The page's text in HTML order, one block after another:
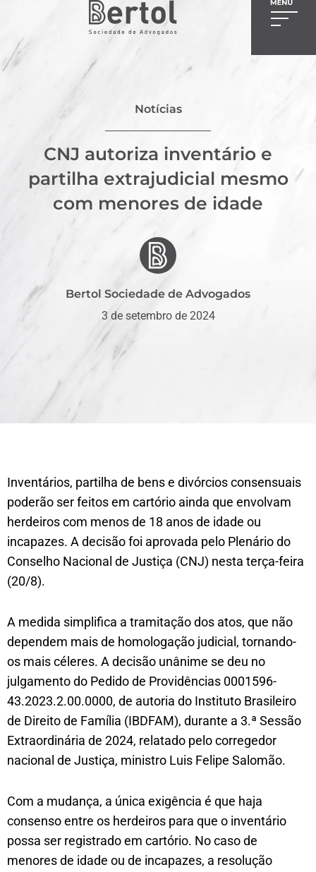
Notícias
CNJ autoriza inventário e
partilha extrajudicial mesmo
com menores de idade
Bertol Sociedade de Advogados
3 de setembro de 2024
Inventários, partilha de bens e divórcios consensuais
poderão ser feitos em cartório ainda que envolvam
herdeiros com menos de 18 anos de idade ou
incapazes. A decisão foi aprovada pelo Plenário do
Conselho Nacional de Justiça (CNJ) nesta terça-feira
(20/8).
A medida simplifica a tramitação dos atos, que não
dependem mais de homologação judicial, tornando-
os mais céleres. A decisão unânime se deu no
julgamento do Pedido de Providências 0001596-
43.2023.2.00.0000, de autoria do Instituto Brasileiro
de Direito de Família (IBDFAM), durante a 3.ª Sessão
Extraordinária de 2024, relatado pelo corregedor
nacional de Justiça, ministro Luis Felipe Salomão.
Com a mudança, a única exigência é que haja
consenso entre os herdeiros para que o inventário
possa ser registrado em cartório. No caso de
menores de idade ou de incapazes, a resolução